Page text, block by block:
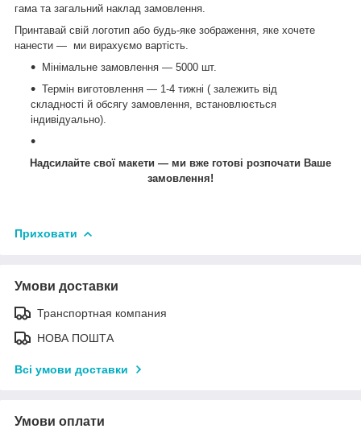
гама та загальний наклад замовлення.
Принтавай свій логотип або будь-яке зображення, яке хочете
нанести ― ми вирахуємо вартість.
Мінімальне замовлення — 5000 шт.
Термін виготовлення — 1-4 тижні ( залежить від
складності й обсягу замовлення, встановлюється
індивідуально).
Надсилайте свої макети — ми вже готові розпочати Ваше
замовлення!
Приховати
Умови доставки
Транспортная компания
НОВА ПОШТА
Всі умови доставки
Умови оплати